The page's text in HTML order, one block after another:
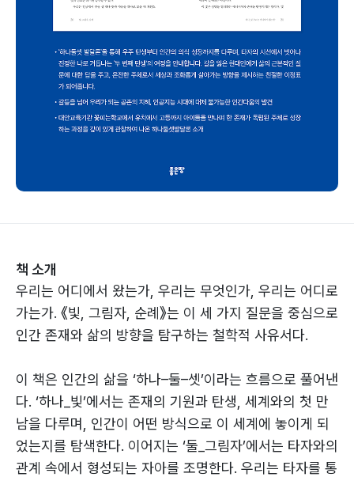
책 소개
우리는 어디에서 왔는가, 우리는 무엇인가, 우리는 어디로
가는가. 《빛, 그림자, 순례》는 이 세 가지 질문을 중심으로
인간 존재와 삶의 방향을 탐구하는 철학적 사유서다.
이 책은 인간의 삶을 ‘하나–둘–셋’이라는 흐름으로 풀어낸
다. ‘하나_빛’에서는 존재의 기원과 탄생, 세계와의 첫 만
남을 다루며, 인간이 어떤 방식으로 이 세계에 놓이게 되
었는지를 탐색한다. 이어지는 ‘둘_그림자’에서는 타자와의
관계 속에서 형성되는 자아를 조명한다. 우리는 타자를 통